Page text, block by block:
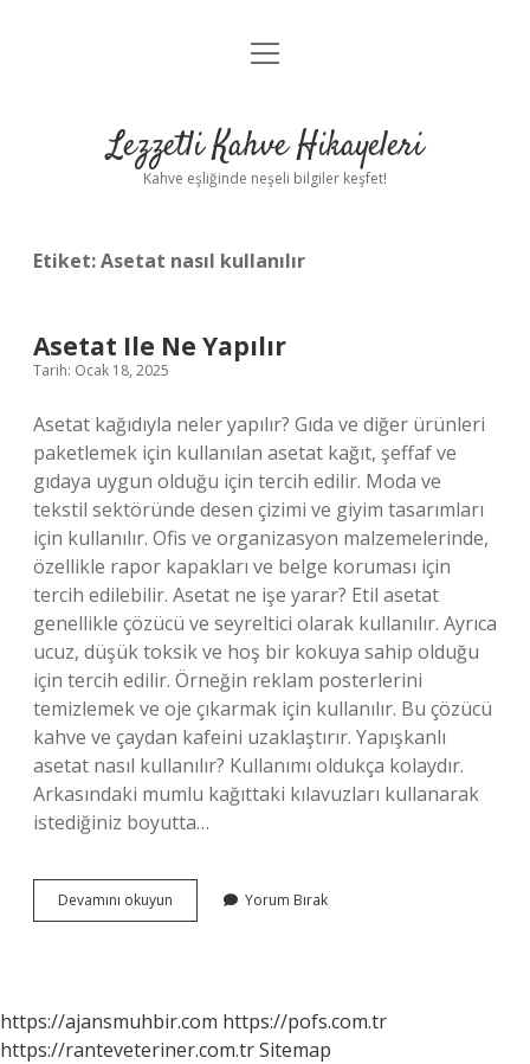
Anasayfa
Yasal Uyarı
menüyü
Lezzetli Kahve Hikayeleri
Kahve eşliğinde neşeli bilgiler keşfet!
Etiket:Asetat nasıl kullanılır
Asetat Ile Ne Yapılır
Tarih: Ocak 18, 2025
Asetat kağıdıyla neler yapılır? Gıda ve diğer ürünleri
paketlemek için kullanılan asetat kağıt, şeffaf ve
gıdaya uygun olduğu için tercih edilir. Moda ve
tekstil sektöründe desen çizimi ve giyim tasarımları
için kullanılır. Ofis ve organizasyon malzemelerinde,
özellikle rapor kapakları ve belge koruması için
tercih edilebilir. Asetat ne işe yarar? Etil asetat
genellikle çözücü ve seyreltici olarak kullanılır. Ayrıca
ucuz, düşük toksik ve hoş bir kokuya sahip olduğu
için tercih edilir. Örneğin reklam posterlerini
temizlemek ve oje çıkarmak için kullanılır. Bu çözücü
kahve ve çaydan kafeini uzaklaştırır. Yapışkanlı
asetat nasıl kullanılır? Kullanımı oldukça kolaydır.
Arkasındaki mumlu kağıttaki kılavuzları kullanarak
istediğiniz boyutta…
Devamını okuyun
Ile
Yorum Bırak
https://ajansmuhbir.com https://pofs.com.tr
https://ranteveteriner.com.trSitemap